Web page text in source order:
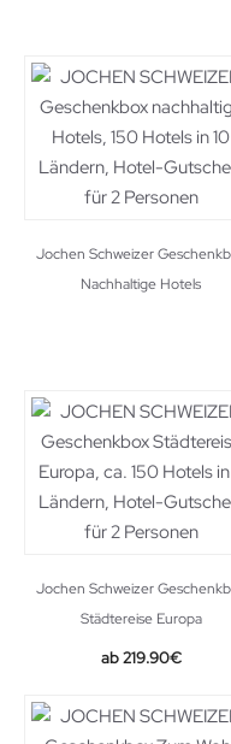
Jochen Schweizer
Nachhaltige Hotels
Jochen Schweizer
Städtereise Europa
219.90€